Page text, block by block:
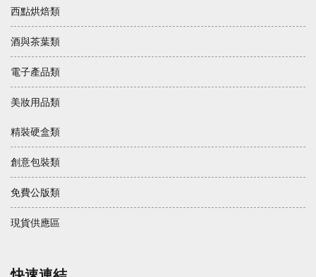
西點烘焙類
酒與茶葉類
電子產品類
美妝用品類
精裝硬盒類
創意包裝類
免費公版類
現貨供應區